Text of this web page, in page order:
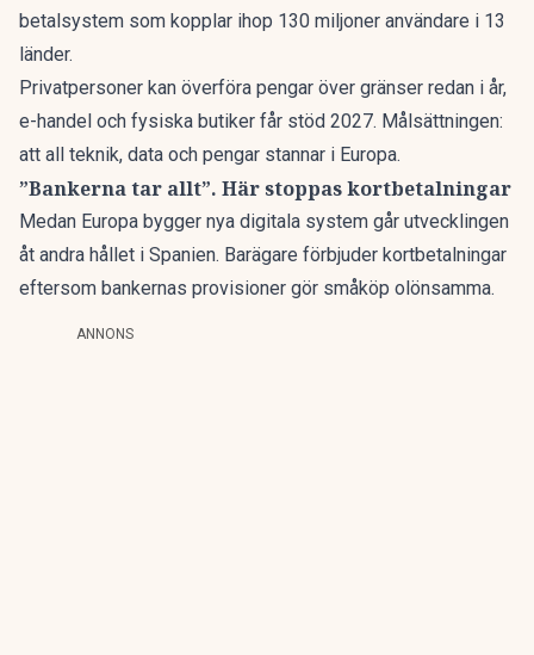
betalsystem som kopplar ihop 130 miljoner användare i 13
länder.
Privatpersoner kan överföra pengar över gränser redan i år,
e-handel och fysiska butiker får stöd 2027. Målsättningen:
att all teknik, data och pengar stannar i Europa.
”Bankerna tar allt”. Här stoppas kortbetalningar
Medan Europa bygger nya digitala system går utvecklingen
åt andra hållet i Spanien. Barägare förbjuder kortbetalningar
eftersom bankernas provisioner gör småköp olönsamma.
ANNONS